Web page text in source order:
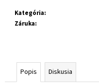
Kategória:
Záruka:
Popis Diskusia
Pôvodne:
€2
679